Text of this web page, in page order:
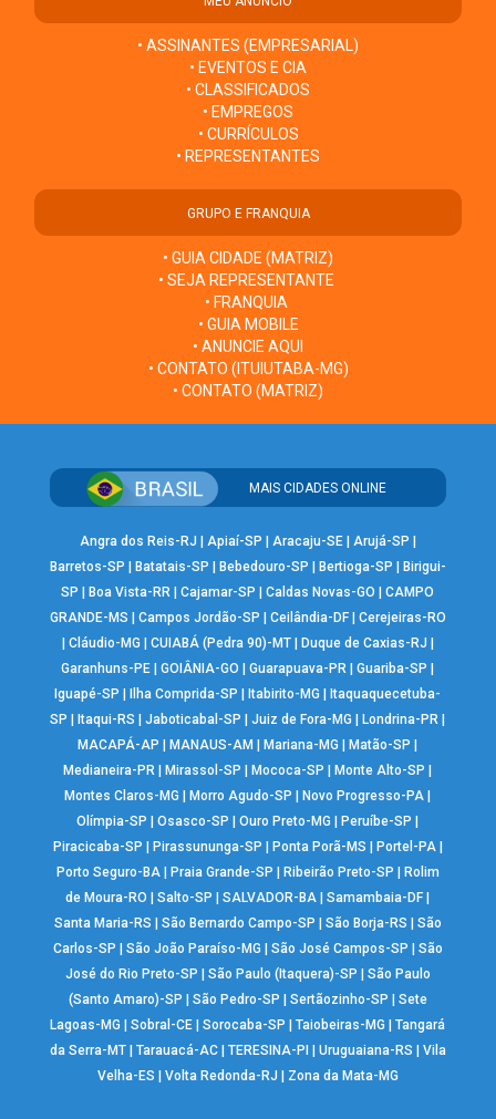
• ASSINANTES (EMPRESARIAL)
• EVENTOS E CIA
• CLASSIFICADOS
• EMPREGOS
• CURRÍCULOS
• REPRESENTANTES
GRUPO E FRANQUIA
• GUIA CIDADE (MATRIZ)
• SEJA REPRESENTANTE
• FRANQUIA
• GUIA MOBILE
• ANUNCIE AQUI
• CONTATO (ITUIUTABA-MG)
• CONTATO (MATRIZ)
MAIS CIDADES ONLINE
Angra dos Reis-RJ Apiaí-SP Aracaju-SE| Arujá-SP
Barretos-SP
Batatais-SP Bebedouro-SP Bertioga-SP
Birigui-
SP
Boa Vista-RR |Cajamar-SP |Caldas Novas-GO |CAMPO
GRANDE-MS
Campos Jordão-SP Ceilândia-DF| Cerejeiras-RO
Cláudio-MG CUIABÁ (Pedra 90)-MT| Duque de Caxias-RJ
Garanhuns-PE |GOIÂNIA-GO |Guarapuava-PR |Guariba-SP
Iguapé-SP
Ilha Comprida-SP Itabirito-MG
Itaquaquecetuba-
SP
Itaqui-RS |Jaboticabal-SP |Juiz de Fora-MG Londrina-PR
MACAPÁ-AP
MANAUS-AM Mariana-MG Matão-SP
Medianeira-PR
Mirassol-SP Mococa-SP Monte Alto-SP
Montes Claros-MG
Morro Agudo-SP Novo Progresso-PA
Olímpia-SP
|Osasco-SP |Ouro Preto-MG Peruíbe-SP
Piracicaba-SP
Pirassununga-SP Ponta Porã-MS Portel-PA|
Porto Seguro-BA| Praia Grande-SP Ribeirão Preto-SP
Rolim
de Moura-RO
|Salto-SP |SALVADOR-BA |Samambaia-DF
Santa Maria-RS
São Bernardo Campo-SP São Borja-RS
São
Carlos-SP
São João Paraíso-MG São José Campos-SP
São
José do Rio Preto-SP
São Paulo (Itaquera)-SP
São Paulo
(Santo Amaro)-SP
São Pedro-SP Sertãozinho-SP
Sete
Lagoas-MG
|Sobral-CE |Sorocaba-SP |Taiobeiras-MG |Tangará
da Serra-MT| Tarauacá-AC| TERESINA-PI Uruguaiana-RS
Vila
Velha-ES
Volta Redonda-RJ Zona da Mata-MG